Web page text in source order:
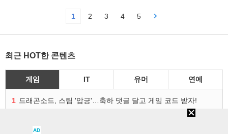
1 2 3 4 5
최근 HOT한 콘텐츠
게임 IT 유머 연예
1 드래곤소드, 스팀 '압긍'…축하 댓글 달고 게임 코드 받자!
'XBOX Game Pass'와 함께하는 방구석 피서 게임 4종!
AD